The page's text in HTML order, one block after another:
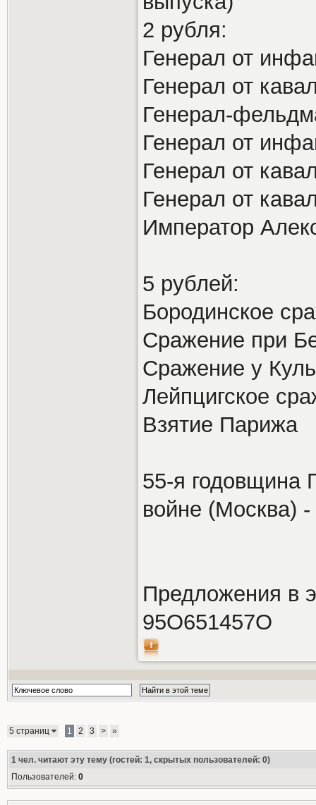
2 рубля:
Генерал от
Генерал от
Генерал-
Генерал от
Генерал от
Генерал от
Император
5 рублей:
Бородинское
Cражение при
Сражение у
Лейпцигское
Взятие Парижа
55-я годовщина
войне (Москва)
Предложения в
95О651457О
5 страниц 1 2 3 > »
1чел. читают эту тему (гостей: 1, скрытых пользователей: 0)
Пользователей: 0